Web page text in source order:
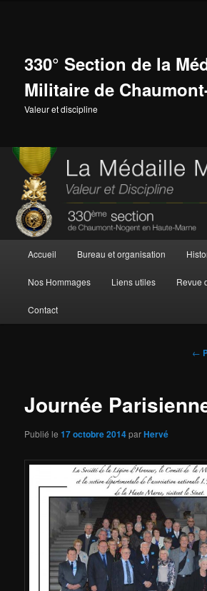
330° Section de la
Militaire de
Valeur et discipline
principal
Accueil Bureau et organisation
Nos Hommages Liens utiles Revue
Contact
←
Journée
Publié le17 octobre 2014parHervé